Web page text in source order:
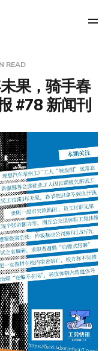
READ
果，骑手春
#78 新闻刊